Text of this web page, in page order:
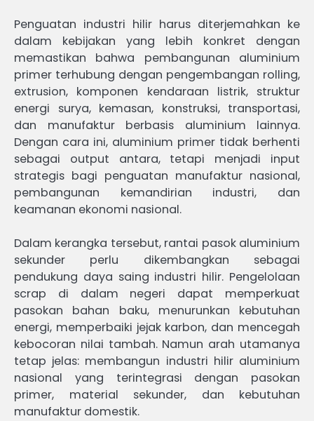
Penguatan industri hilir harus diterjemahkan ke
dalam kebijakan yang lebih konkret dengan
memastikan bahwa pembangunan aluminium
primer terhubung dengan pengembangan rolling,
extrusion, komponen kendaraan listrik, struktur
energi surya, kemasan, konstruksi, transportasi,
dan manufaktur berbasis aluminium lainnya.
Dengan cara ini, aluminium primer tidak berhenti
sebagai output antara, tetapi menjadi input
strategis bagi penguatan manufaktur nasional,
pembangunan kemandirian industri, dan
keamanan ekonomi nasional.
Dalam kerangka tersebut, rantai pasok aluminium
sekunder perlu dikembangkan sebagai
pendukung daya saing industri hilir. Pengelolaan
scrap di dalam negeri dapat memperkuat
pasokan bahan baku, menurunkan kebutuhan
energi, memperbaiki jejak karbon, dan mencegah
kebocoran nilai tambah. Namun arah utamanya
tetap jelas: membangun industri hilir aluminium
nasional yang terintegrasi dengan pasokan
primer, material sekunder, dan kebutuhan
manufaktur domestik.